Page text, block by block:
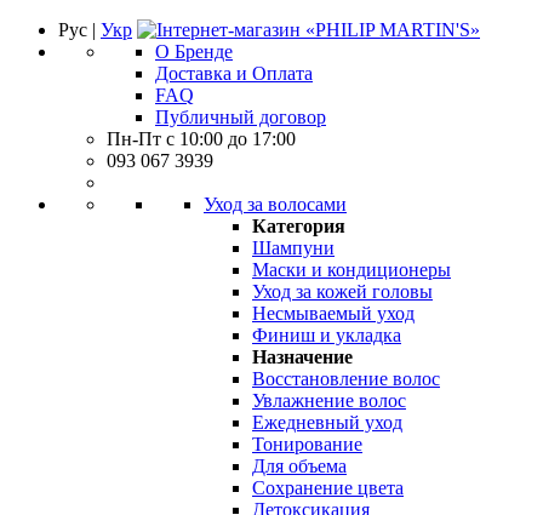
Рус | Укр
О Бренде
Доставка и Оплата
FAQ
Публичный договор
Пн-Пт с 10:00 до 17:00
093 067 3939
Уход за волосами
Категория
Шампуни
Маски и кондиционеры
Уход за кожей головы
Несмываемый уход
Финиш и укладка
Назначение
Восстановление волос
Увлажнение волос
Ежедневный уход
Тонирование
Для объема
Сохранение цвета
Детоксикация